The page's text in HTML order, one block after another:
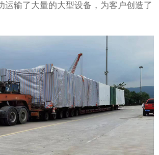
运输了大量的大型设备，为客户创造了